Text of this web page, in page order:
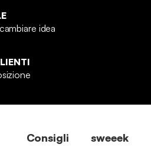
idea
Consigli sweeek